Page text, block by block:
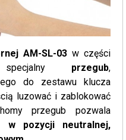
AM-SL-03 w części
specjalny przegub,
do zestawu klucza
luzować i zablokować
przegub pozwala
w pozycji neutralnej,